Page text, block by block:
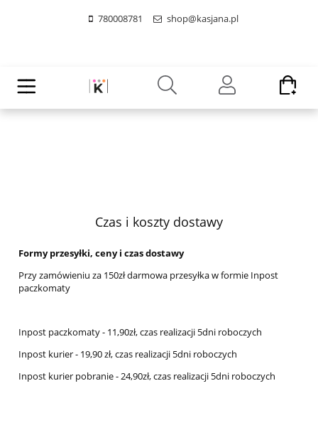
780008781 shop@kasjana.pl
Czas i koszty dostawy
Formy przesyłki, ceny i czas dostawy
Przy zamówieniu za 150zł darmowa przesyłka w formie Inpost
paczkomaty
Inpost paczkomaty - 11,90zł, czas realizacji 5dni roboczych
Inpost kurier - 19,90 zł, czas realizacji 5dni roboczych
Inpost kurier pobranie - 24,90zł, czas realizacji 5dni roboczych